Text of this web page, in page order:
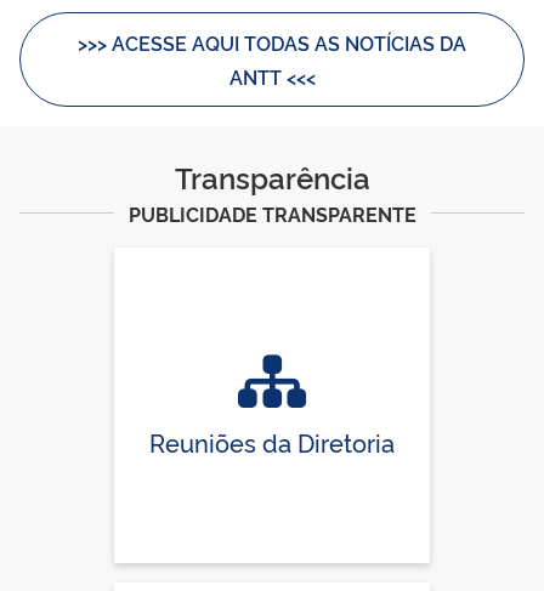
>>> ACESSE AQUI TODAS AS NOTÍCIAS DA
ANTT <<<
Transparência
PUBLICIDADE TRANSPARENTE
Reuniões da Diretoria